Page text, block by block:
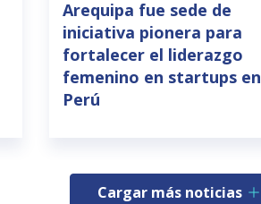
Arequipa fue sede de
iniciativa pionera para
fortalecer el liderazgo
femenino en startups en
Perú
Cargar más noticias